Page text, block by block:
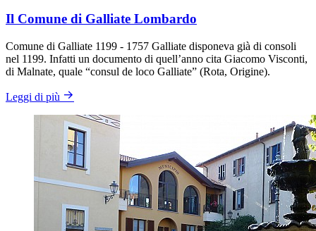
Il Comune di Galliate Lombardo
Comune di Galliate 1199 - 1757 Galliate disponeva già di consoli
nel 1199. Infatti un documento di quell’anno cita Giacomo Visconti,
di Malnate, quale “consul de loco Galliate” (Rota, Origine).
Leggi di più